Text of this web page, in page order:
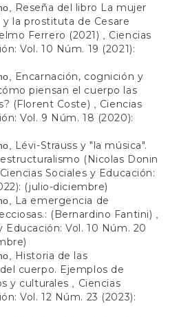
Reseña del libro La mujer
la prostituta de Cesare
Ferrero (2021)
Ciencias
Vol. 10 Núm. 19 (2021):
Encarnación, cognición y
piensan el cuerpo las
(Florent Coste)
Ciencias
Vol. 9 Núm. 18 (2020):
Lévi-Strauss y "la música".
(Nicolas Donin
Ciencias Sociales y Educación:
(julio-diciembre)
La emergencia de
(Bernardino Fantini)
Educación: Vol. 10 Núm. 20
Historia de las
cuerpo. Ejemplos de
y culturales
Ciencias
Vol. 12 Núm. 23 (2023):